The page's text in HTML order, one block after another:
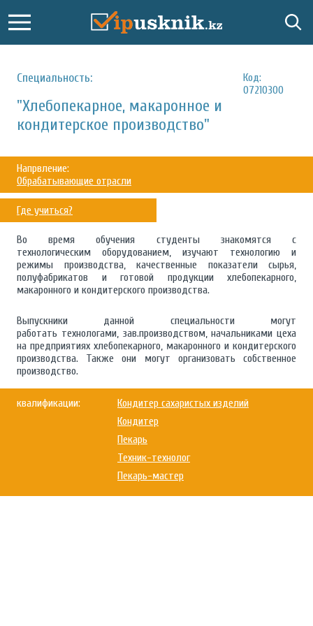
Специальность:
Код:
07210300
"Хлебопекарное, макаронное и
кондитерское производство"
Напрвление:
Обрабатывающие отрасли
Где учиться?
Во время обучения студенты знакомятся с
технологическим оборудованием, изучают технологию и
режимы производства, качественные показатели сырья,
полуфабрикатов и готовой продукции хлебопекарного,
макаронного и кондитерского производства.
Выпускники данной специальности могут
работать технологами, зав.производством, начальниками цеха
на предприятиях хлебопекарного, макаронного и кондитерского
производства. Также они могут организовать собственное
производство.
квалификации:
Кондитер сахаристых изделий
Кондитер
Пекарь
Техник-технолог
Пекарь-мастер